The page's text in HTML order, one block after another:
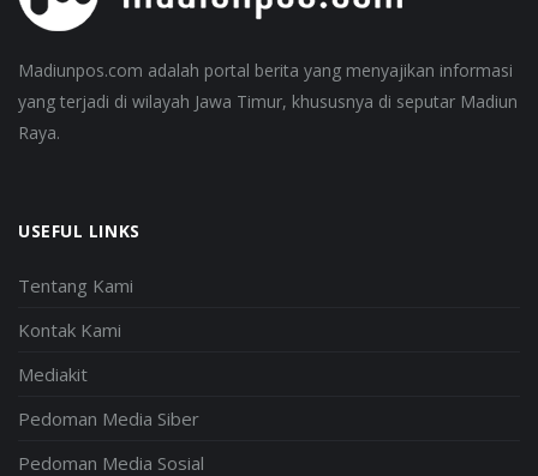
Madiunpos.com adalah portal berita yang menyajikan informasi
yang terjadi di wilayah Jawa Timur, khususnya di seputar Madiun
Raya.
USEFUL LINKS
Tentang Kami
Kontak Kami
Mediakit
Pedoman Media Siber
Pedoman Media Sosial